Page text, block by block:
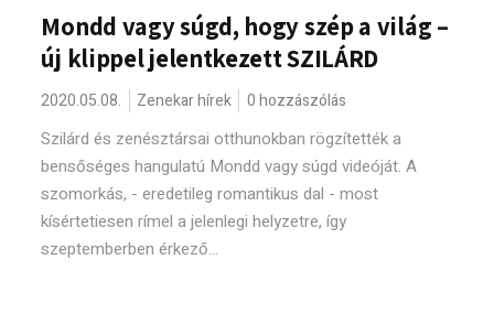
Mondd vagy súgd, hogy szép a világ –
új klippel jelentkezett SZILÁRD
2020.05.08. Zenekar hírek 0 hozzászólás
Szilárd és zenésztársai otthunokban rögzítették a
bensőséges hangulatú Mondd vagy súgd videóját. A
szomorkás, - eredetileg romantikus dal - most
kísértetiesen rímel a jelenlegi helyzetre, így
szeptemberben érkező...